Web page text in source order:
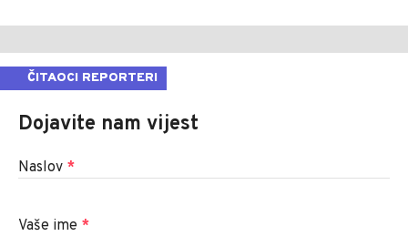
ČITAOCI REPORTERI
Dojavite nam vijest
Naslov *
Vaše ime *